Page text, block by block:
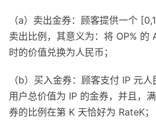
（a）卖出金券：顾客提供一个
卖出比例，其意义为：将 OP% 的
时的价值兑换为人民币；
（b）买入金券：顾客支付 IP 元
用户总价值为 IP 的金券，并且，
券的比例在第 K 天恰好为 RateK；